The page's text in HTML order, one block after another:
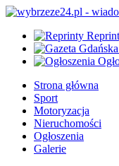
Strona główna
Sport
Motoryzacja
Nieruchomości
Ogłoszenia
Galerie